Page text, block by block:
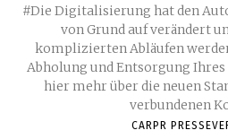
#Die Digitalisierung hat den
von Grund auf verändert
komplizierten Abläufen
Abholung und Entsorgung Ihres
hier mehr über die neuen
verbundenen
CARPR